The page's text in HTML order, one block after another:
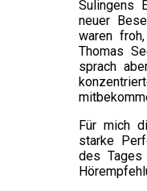
Sulingens
neuer
waren
Thomas
sprach
Für mich
starke
des Tages